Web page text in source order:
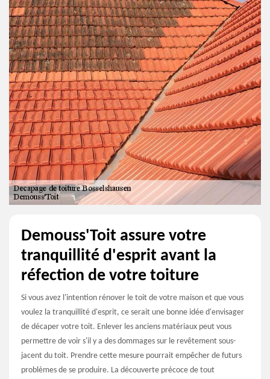
Demouss'Toit assure votre
tranquillité d'esprit avant la
réfection de votre toiture
Si vous avez l'intention rénover le toit de votre maison et que vous
voulez la tranquillité d'esprit, ce serait une bonne idée d'envisager
de décaper votre toit. Enlever les anciens matériaux peut vous
permettre de voir s'il y a des dommages sur le revêtement sous-
jacent du toit. Prendre cette mesure pourrait empêcher de futurs
problèmes de se produire. La découverte précoce de tout